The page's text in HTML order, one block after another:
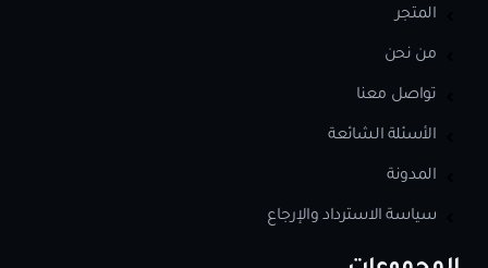
المتجر
من نحن
تواصل معنا
الأسئلة الشائعة
المدونة
سياسة الاسترداد والإرجاع